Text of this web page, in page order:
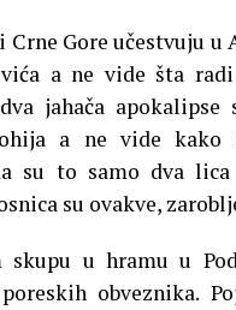
Gore učestvuju
a ne vide šta
jahača
a ne vide kako
su to samo dva
su ovakve,
u hramu u
obveznika.